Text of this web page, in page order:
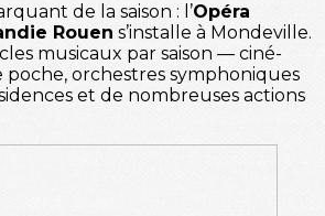
de la saison : l’Opéra
Rouen s’installe à Mondeville.
musicaux par saison — ciné-
poche, orchestres symphoniques
et de nombreuses actions